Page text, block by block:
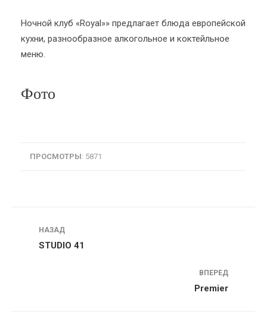
Ночной клуб «Royal»» предлагает блюда европейской
кухни, разнообразное алкогольное и коктейльное
меню.
Фото
ПРОСМОТРЫ: 5871
Навигация
НАЗАД
STUDIO 41
ВПЕРЕД
Premier